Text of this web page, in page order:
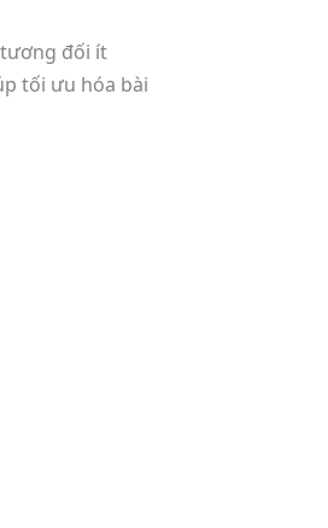
đối ít
tối ưu hóa bài